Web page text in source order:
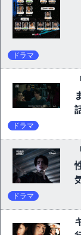
ドラマ
ドラマ
ドラマ